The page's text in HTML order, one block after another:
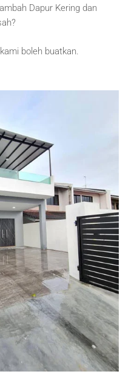
Dapur Kering dan
boleh buatkan.